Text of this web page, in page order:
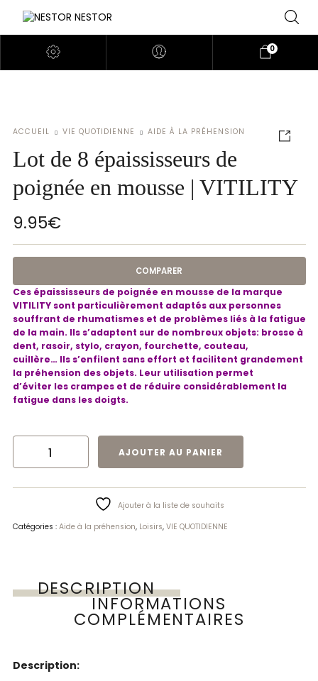
0
ACCUEIL VIE QUOTIDIENNE AIDE À LA PRÉHENSION
Lot de 8 épaississeurs de
poignée en mousse | VITILITY
9.95€
Ces épaississeurs de poignée en mousse de la marque
VITILITY sont particulièrement adaptés aux personnes
souffrant de rhumatismes et de problèmes liés à la fatigue
de la main. Ils s’adaptent sur de nombreux objets: brosse à
dent, rasoir, stylo, crayon, fourchette, couteau,
cuillère… Ils s’enfilent sans effort et facilitent grandement
la préhension des objets. Leur utilisation permet
d’éviter les crampes et de réduire considérablement la
fatigue dans les doigts.
QUANTITÉ DE LOT DE 8 ÉPAISSISSEURS DE POIGNÉE EN MOUSSE | VITILITY
AJOUTER AU PANIER
Ajouter à la liste de souhaits
COMPARER
Catégories : Aide à la préhension, Loisirs, VIE QUOTIDIENNE
DESCRIPTION
INFORMATIONS
COMPLÉMENTAIRES
Description: